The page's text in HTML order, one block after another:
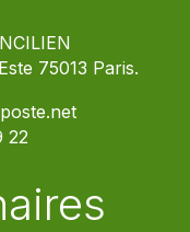
75013 Paris.
22